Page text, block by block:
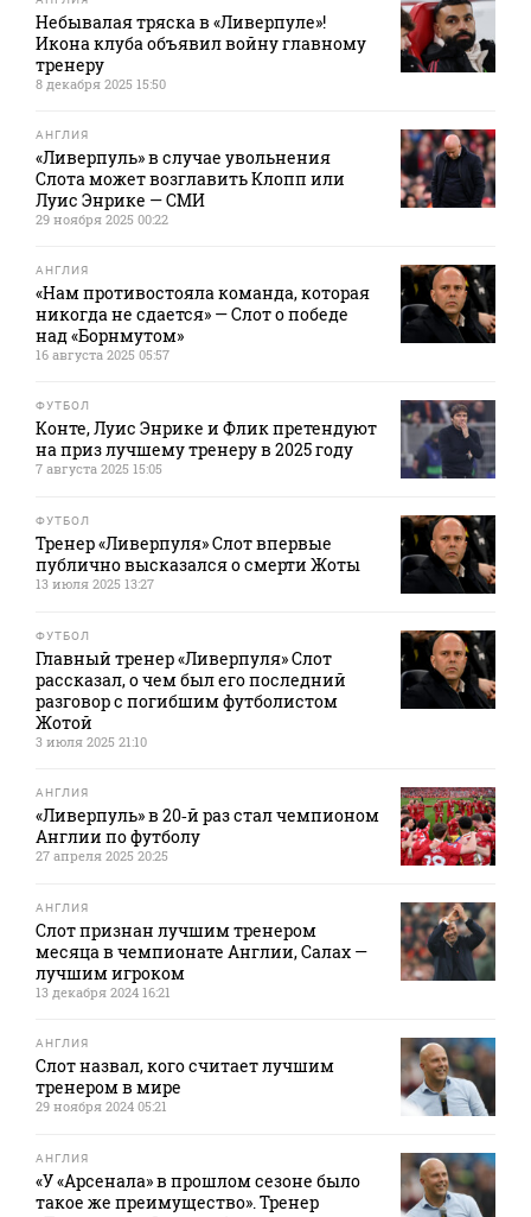
Небывалая тряска в «Ливерпуле»!
Икона клуба объявил войну главному
тренеру
8 декабря 2025 15:50
АНГЛИЯ
«Ливерпуль» в случае увольнения
Слота может возглавить Клопп или
Луис Энрике — СМИ
29 ноября 2025 00:22
АНГЛИЯ
«Нам противостояла команда, которая
никогда не сдается» — Слот о победе
над «Борнмутом»
16 августа 2025 05:57
ФУТБОЛ
Конте, Луис Энрике и Флик претендуют
на приз лучшему тренеру в 2025 году
7 августа 2025 15:05
ФУТБОЛ
Тренер «Ливерпуля» Слот впервые
публично высказался о смерти Жоты
13 июля 2025 13:27
ФУТБОЛ
Главный тренер «Ливерпуля» Слот
рассказал, о чем был его последний
разговор с погибшим футболистом
Жотой
3 июля 2025 21:10
АНГЛИЯ
«Ливерпуль» в 20‑й раз стал чемпионом
Англии по футболу
27 апреля 2025 20:25
АНГЛИЯ
Слот признан лучшим тренером
месяца в чемпионате Англии, Салах —
лучшим игроком
13 декабря 2024 16:21
АНГЛИЯ
Слот назвал, кого считает лучшим
тренером в мире
29 ноября 2024 05:21
АНГЛИЯ
«У «Арсенала» в прошлом сезоне было
такое же преимущество». Тренер